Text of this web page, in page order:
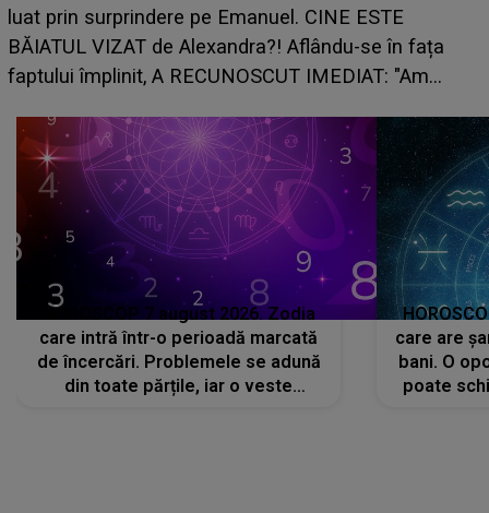
luat prin surprindere pe Emanuel. CINE ESTE
BĂIATUL VIZAT de Alexandra?! Aflându-se în fața
faptului împlinit, A RECUNOSCUT IMEDIAT: "Am
HOROSCOP 7 august 2026. Zodia
care intră într-o perioadă marcată
de încercări. Problemele se adună
din toate părțile, iar o veste
care are
bani. O
poate